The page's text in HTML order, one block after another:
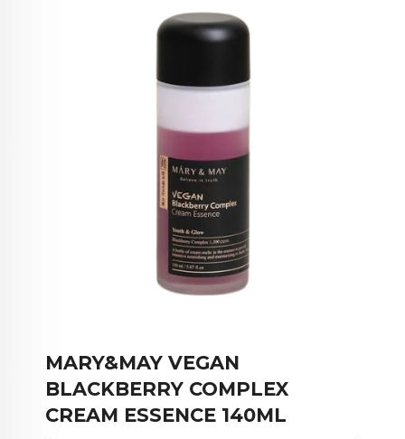
MARY&MAY VEGAN
BLACKBERRY COMPLEX
CREAM ESSENCE 140ML